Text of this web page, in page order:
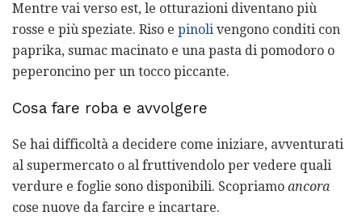
Mentre vai verso est, le otturazioni diventano più
rosse e più speziate. Riso e pinoli vengono conditi con
paprika, sumac macinato e una pasta di pomodoro o
peperoncino per un tocco piccante.
Cosa fare roba e avvolgere
Se hai difficoltà a decidere come iniziare, avventurati
al supermercato o al fruttivendolo per vedere quali
verdure e foglie sono disponibili. Scopriamo ancora
cose nuove da farcire e incartare.